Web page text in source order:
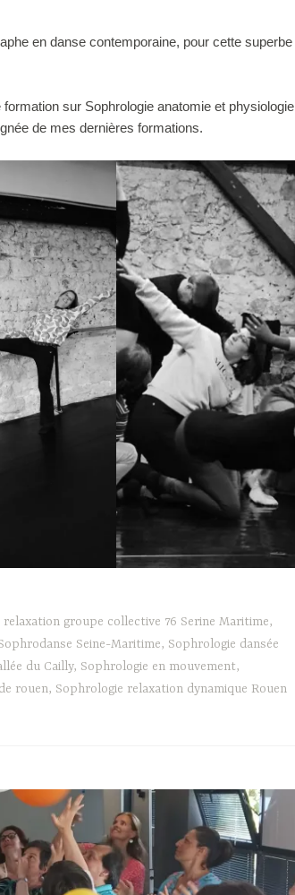
en danse contemporaine, pour cette superbe
sur Sophrologie anatomie et physiologie
de mes dernières formations.
relaxation groupe collective 76 Serine Maritime,
Seine-Maritime, Sophrologie dansée
du Cailly, Sophrologie en mouvement,
rouen, Sophrologie relaxation dynamique Rouen